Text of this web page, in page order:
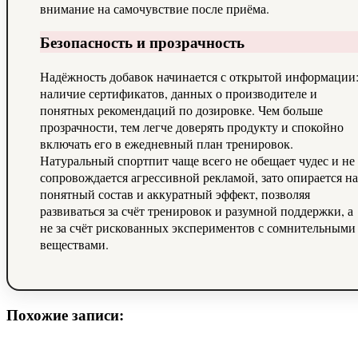
внимание на самочувствие после приёма.
Безопасность и прозрачность
Надёжность добавок начинается с открытой информации:
наличие сертификатов, данных о производителе и
понятных рекомендаций по дозировке. Чем больше
прозрачности, тем легче доверять продукту и спокойно
включать его в ежедневный план тренировок.
Натуральный спортпит чаще всего не обещает чудес и не
сопровождается агрессивной рекламой, зато опирается на
понятный состав и аккуратный эффект, позволяя
развиваться за счёт тренировок и разумной поддержки, а
не за счёт рискованных экспериментов с сомнительными
веществами.
Похожие записи: